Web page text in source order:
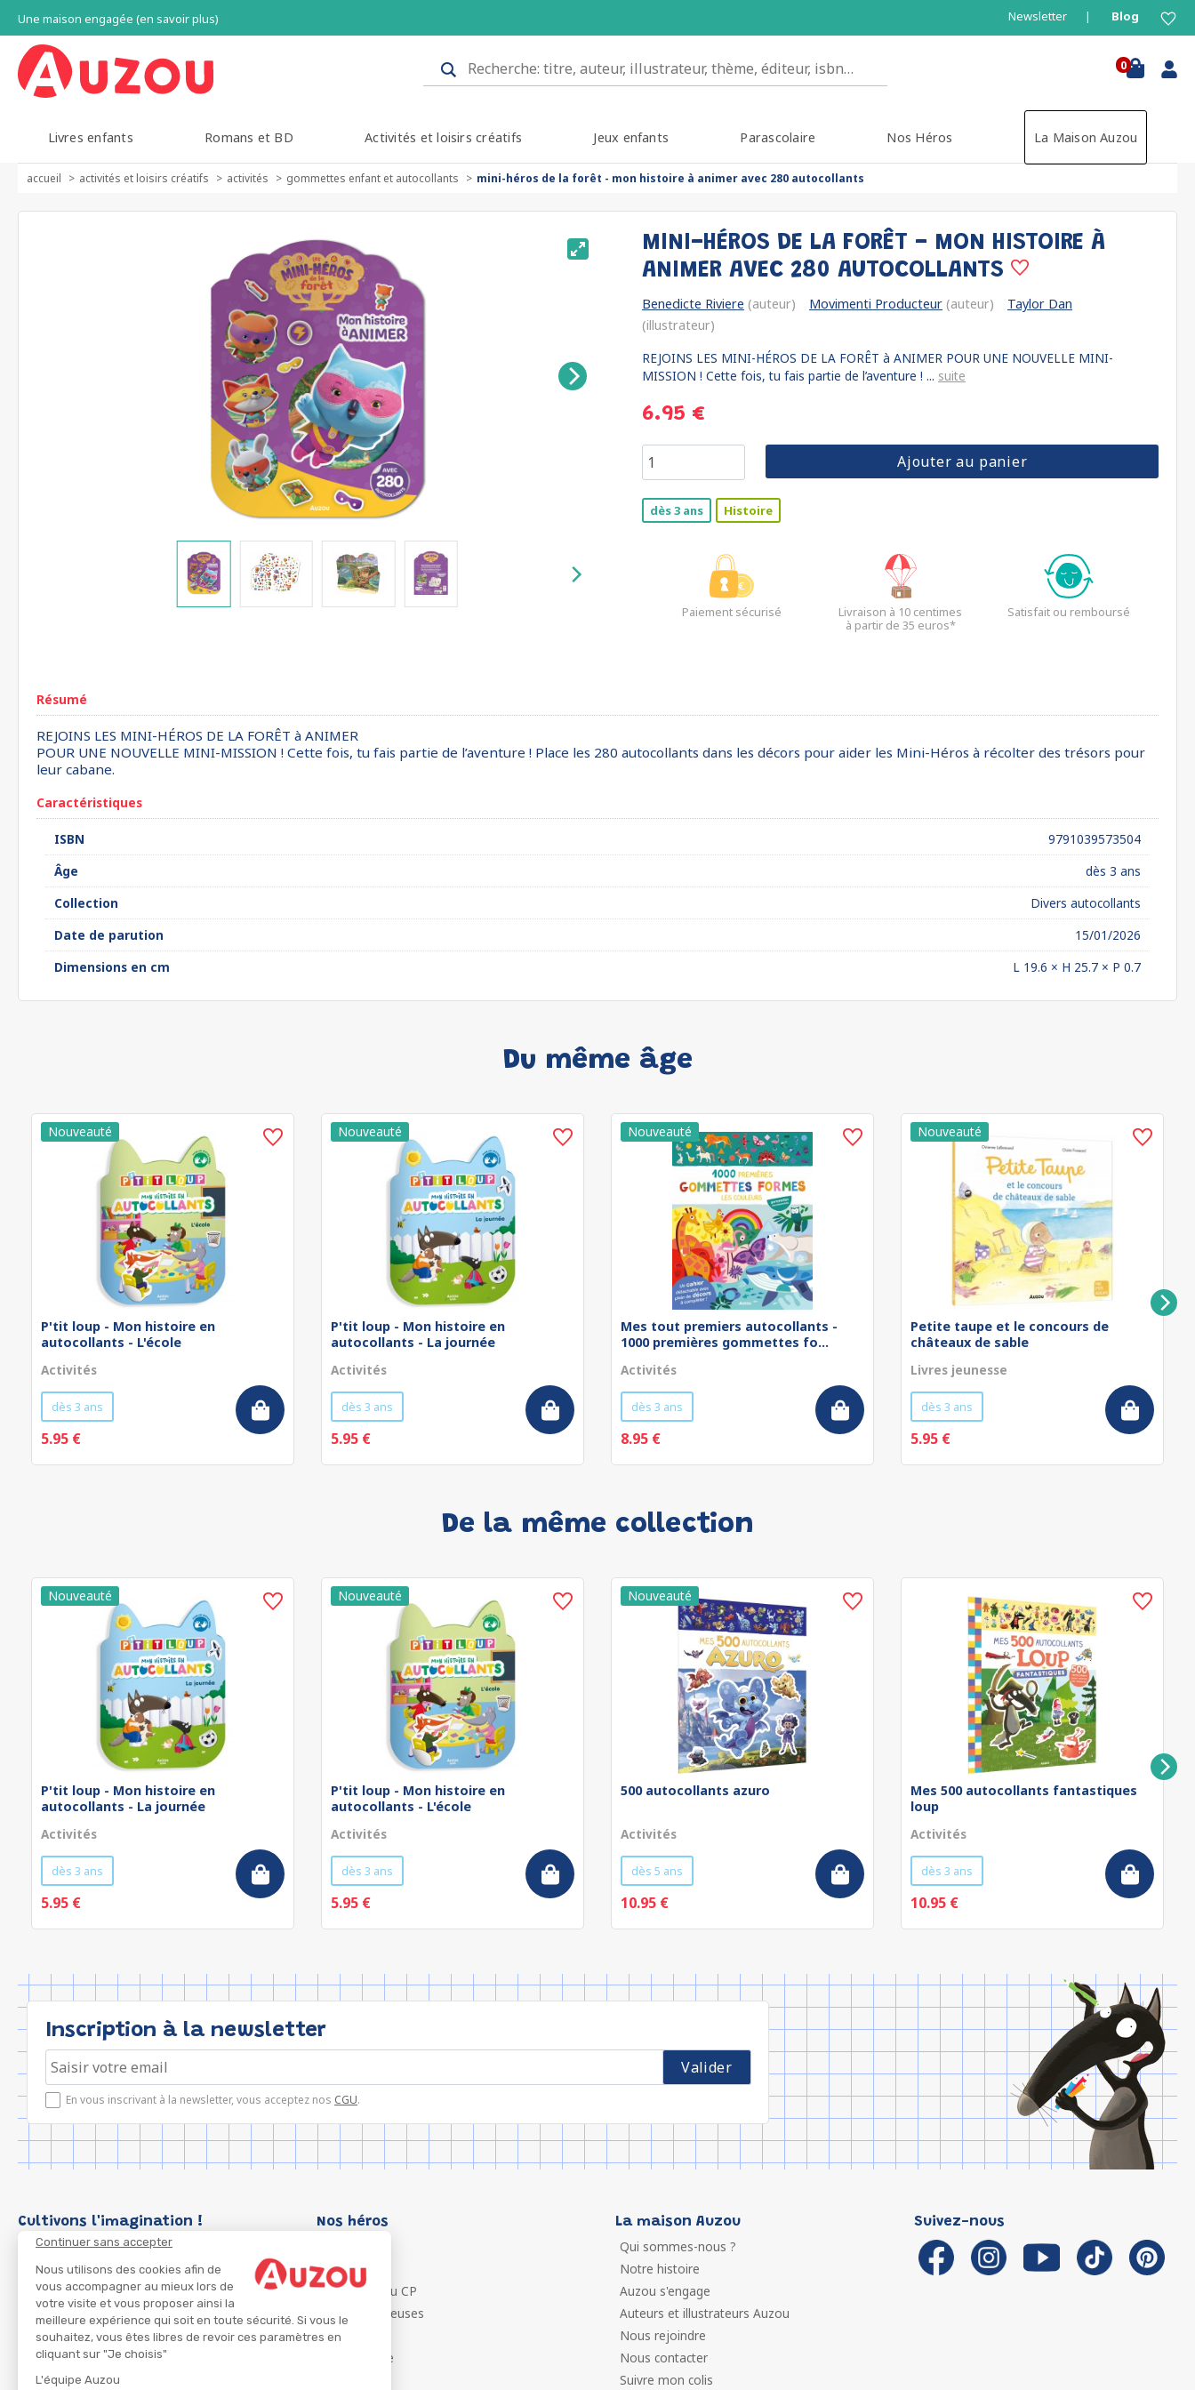
Continuer sans accepter
Nous utilisons des cookies afin de
vous accompagner au mieux lors de
votre visite et vous proposer ainsi la
meilleure expérience qui soit en toute sécurité. Si vous le
souhaitez, vous êtes libres de revoir ces paramètres en
cliquant sur "Je choisis"
L'équipe Auzou
Une maison engagée (en savoir plus) Newsletter Blog
0
Livres enfants Romans et BD Activités et loisirs créatifs Jeux enfants Parascolaire Nos Héros La Maison Auzou
accueil activités et loisirs créatifs activités gommettes enfant et autocollants mini-héros de la forêt - mon histoire à animer avec 280 autocollants
MINI-HÉROS DE LA FORÊT - MON HISTOIRE À
ANIMER AVEC 280 AUTOCOLLANTS
Benedicte Riviere (auteur) Movimenti Producteur (auteur)
Taylor Dan
(illustrateur)
REJOINS LES MINI-HÉROS DE LA FORÊT à ANIMER POUR UNE NOUVELLE MINI-
MISSION ! Cette fois, tu fais partie de l’aventure ! ... suite
6.95 €
Ajouter au panier
dès 3 ans Histoire
Paiement sécurisé
Livraison à 10 centimes
à partir de 35 euros*
Satisfait ou remboursé
Résumé
REJOINS LES MINI-HÉROS DE LA FORÊT à ANIMER
POUR UNE NOUVELLE MINI-MISSION ! Cette fois, tu fais partie de l’aventure ! Place les 280 autocollants dans les décors pour aider les Mini-Héros à récolter des trésors pour
leur cabane.
Caractéristiques
ISBN
9791039573504
Âge
dès 3 ans
Collection
Divers autocollants
Date de parution
15/01/2026
Dimensions en cm
L 19.6 × H 25.7 × P 0.7
Du même âge
P'tit loup - Mon histoire en
autocollants - L'école
Activités
dès 3 ans
5.95 €
P'tit loup - Mon histoire en
autocollants - La journée
Activités
dès 3 ans
5.95 €
Mes tout premiers autocollants -
1000 premières gommettes fo...
Activités
dès 3 ans
8.95 €
Petite taupe et le concours de
châteaux de sable
Livres jeunesse
dès 3 ans
5.95 €
De la même collection
P'tit loup - Mon histoire en
autocollants - La journée
Activités
dès 3 ans
5.95 €
P'tit loup - Mon histoire en
autocollants - L'école
Activités
dès 3 ans
5.95 €
500 autocollants azuro
Activités
dès 5 ans
10.95 €
Mes 500 autocollants fantastiques
loup
Activités
dès 3 ans
10.95 €
Inscription à la newsletter
En vous inscrivant à la newsletter, vous acceptez nos CGU.
Cultivons l'imagination ! Nos héros
P'tit Loup
Les Héros du CP
Les Influenceuses
Migali
Petite Taupe
La maison Auzou
Qui sommes-nous ?
Notre histoire
Auzou s'engage
Auteurs et illustrateurs Auzou
Nous rejoindre
Nous contacter
Suivre mon colis
Suivez-nous